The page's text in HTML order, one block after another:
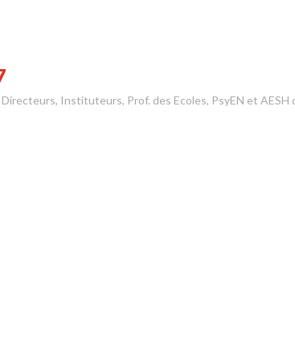
Instituteurs, Prof. des Ecoles, PsyEN et AESH